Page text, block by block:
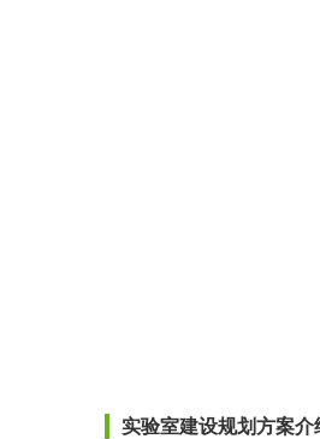
实验室建设规划方案介